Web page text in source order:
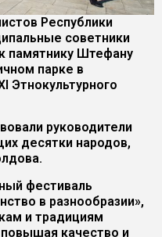
Республики
советники
памятнику Штефану
парке в
Этнокультурного
руководители
десятки народов,
фестиваль
в разнообразии»,
и традициям
качество и